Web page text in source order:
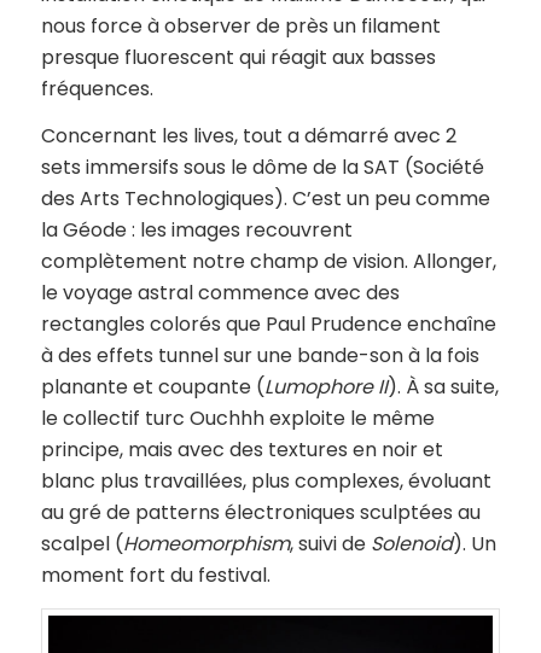
nous force à observer de près un filament
presque fluorescent qui réagit aux basses
fréquences.
Concernant les lives, tout a démarré avec 2
sets immersifs sous le dôme de la SAT (Société
des Arts Technologiques). C’est un peu comme
la Géode : les images recouvrent
complètement notre champ de vision. Allonger,
le voyage astral commence avec des
rectangles colorés que Paul Prudence enchaîne
à des effets tunnel sur une bande-son à la fois
planante et coupante (Lumophore II). À sa suite,
le collectif turc Ouchhh exploite le même
principe, mais avec des textures en noir et
blanc plus travaillées, plus complexes, évoluant
au gré de patterns électroniques sculptées au
scalpel (Homeomorphism, suivi de Solenoid). Un
moment fort du festival.